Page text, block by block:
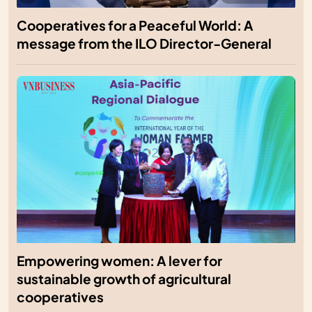
Cooperatives for a Peaceful World: A
message from the ILO Director-General
Empowering women: A lever for
sustainable growth of agricultural
cooperatives